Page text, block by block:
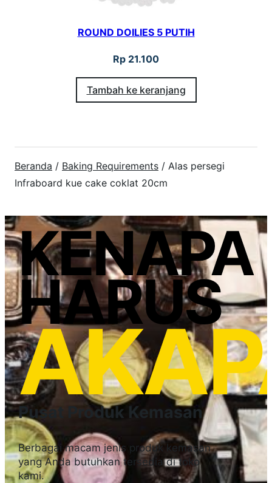
ROUND DOILIES 5 PUTIH
Rp 21.100
Tambah ke keranjang
Beranda / Baking Requirements / Alas persegi
Infraboard kue cake coklat 20cm
KENAPA
HARUS
Pusat Produk Kemasan
Berbagai macam jenis produk kemasan
yang Anda butuhkan tersedia di toko
kami.